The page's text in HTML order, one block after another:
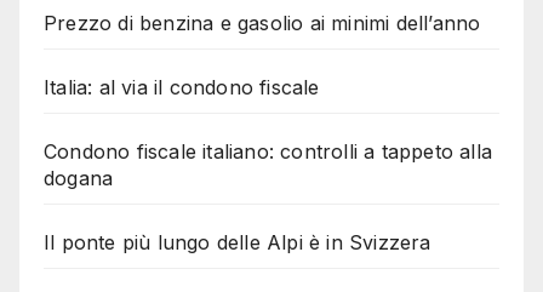
Prezzo di benzina e gasolio ai minimi dell’anno
Italia: al via il condono fiscale
Condono fiscale italiano: controlli a tappeto alla
dogana
Il ponte più lungo delle Alpi è in Svizzera